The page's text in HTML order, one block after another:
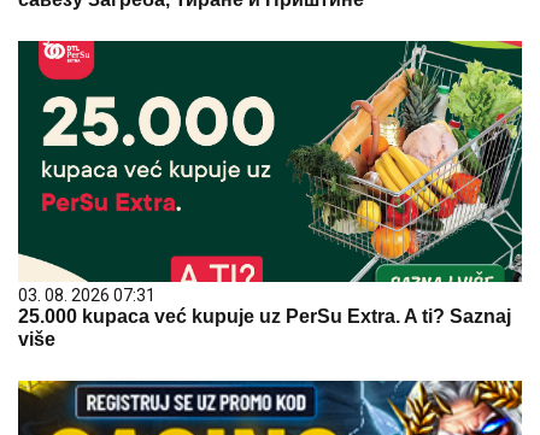
03. 08. 2026 07:31
25.000 kupaca već kupuje uz PerSu Extra. A ti? Saznaj
više